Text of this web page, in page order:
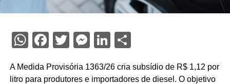
WhatsApp
Facebook
Twitter
Messenger
LinkedIn
Share
A Medida Provisória 1363/26 cria subsídio de R$ 1,12 por
litro para produtores e importadores de diesel. O objetivo